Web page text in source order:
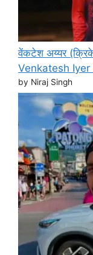
वेंकटेश अय्यर
Venkatesh
by Niraj Singh